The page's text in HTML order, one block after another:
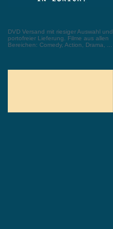
DVD Versand mit riesiger Auswahl und
portofreier Lieferung. Filme aus allen
Bereichen: Comedy, Action, Drama, ...